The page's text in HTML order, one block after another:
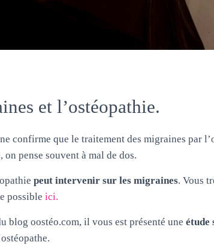
et l’ostéopathie.
confirme que le traitement des migraines par
on pense souvent à mal de dos.
peut intervenir sur les migraines. Vous
possible ici.
blog oostéo.com, il vous est présenté une étude